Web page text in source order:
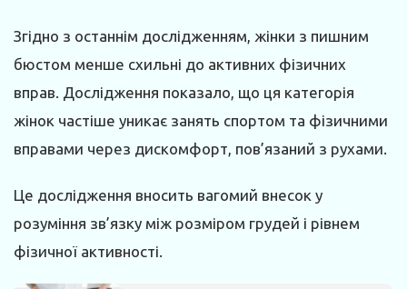
Згідно з останнім дослідженням, жінки з пишним
бюстом менше схильні до активних фізичних
вправ. Дослідження показало, що ця категорія
жінок частіше уникає занять спортом та фізичними
вправами через дискомфорт, пов’язаний з рухами.
Це дослідження вносить вагомий внесок у
розуміння зв’язку між розміром грудей і рівнем
фізичної активності.